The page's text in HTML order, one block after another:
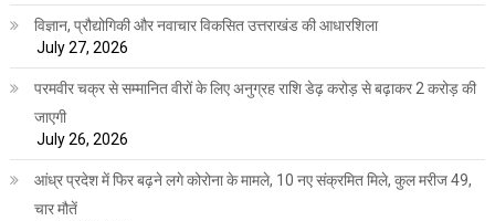
विज्ञान, प्रौद्योगिकी और नवाचार विकसित उत्तराखंड की आधारशिला
July 27, 2026
परमवीर चक्र से सम्मानित वीरों के लिए अनुग्रह राशि डेढ़ करोड़ से बढ़ाकर 2 करोड़ की
जाएगी
July 26, 2026
आंध्र प्रदेश में फिर बढ़ने लगे कोरोना के मामले, 10 नए संक्रमित मिले, कुल मरीज 49,
चार मौतें